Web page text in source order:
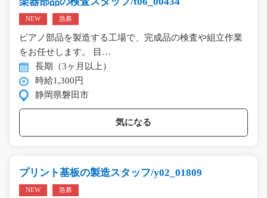
NEW 急募
ピアノ部品を製造する工場で、完成品の検査や組立作業
をお任せします。 目…
長期（3ヶ月以上）
時給1,300円
静岡県磐田市
気になる
プリント基板の製造スタッフ/y02_01809
NEW 急募